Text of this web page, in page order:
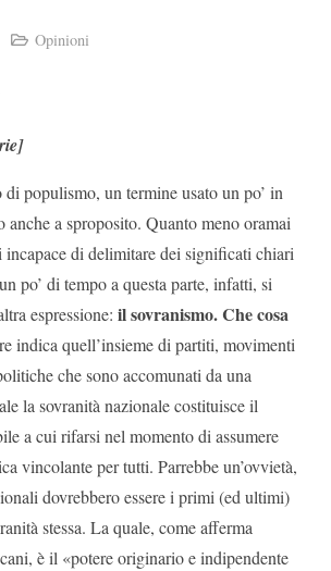
Opinioni
populismo, un termine usato un po’ in
anche a sproposito. Quanto meno oramai
di delimitare dei significati chiari
po’ di tempo a questa parte, infatti, si
espressione: il sovranismo. Che cosa
indica quell’insieme di partiti, movimenti
che sono accomunati da una
la sovranità nazionale costituisce il
a cui rifarsi nel momento di assumere
vincolante per tutti. Parrebbe un’ovvietà,
dovrebbero essere i primi (ed ultimi)
stessa. La quale, come afferma
è il «potere originario e indipendente